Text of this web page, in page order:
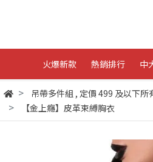
火爆新款 熱銷排行 中
吊帶多件組 , 定價 499 及以下所
【金上癮】皮革束縛胸衣